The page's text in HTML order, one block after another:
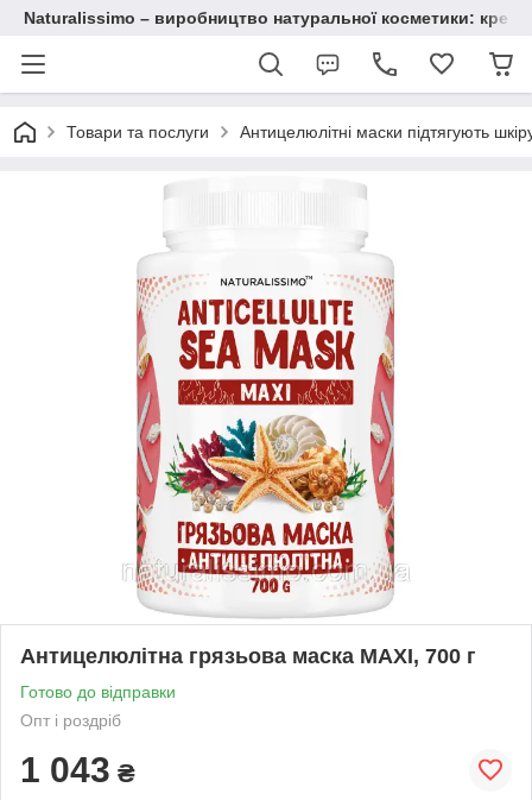
Naturalissimo – виробництво натуральної косметики:
Товари та послуги Антицелюлітні маски підтягують
Антицелюлітна грязьова маска MAXI, 700 г
Готово до відправки
Опт і роздріб
1 043 ₴